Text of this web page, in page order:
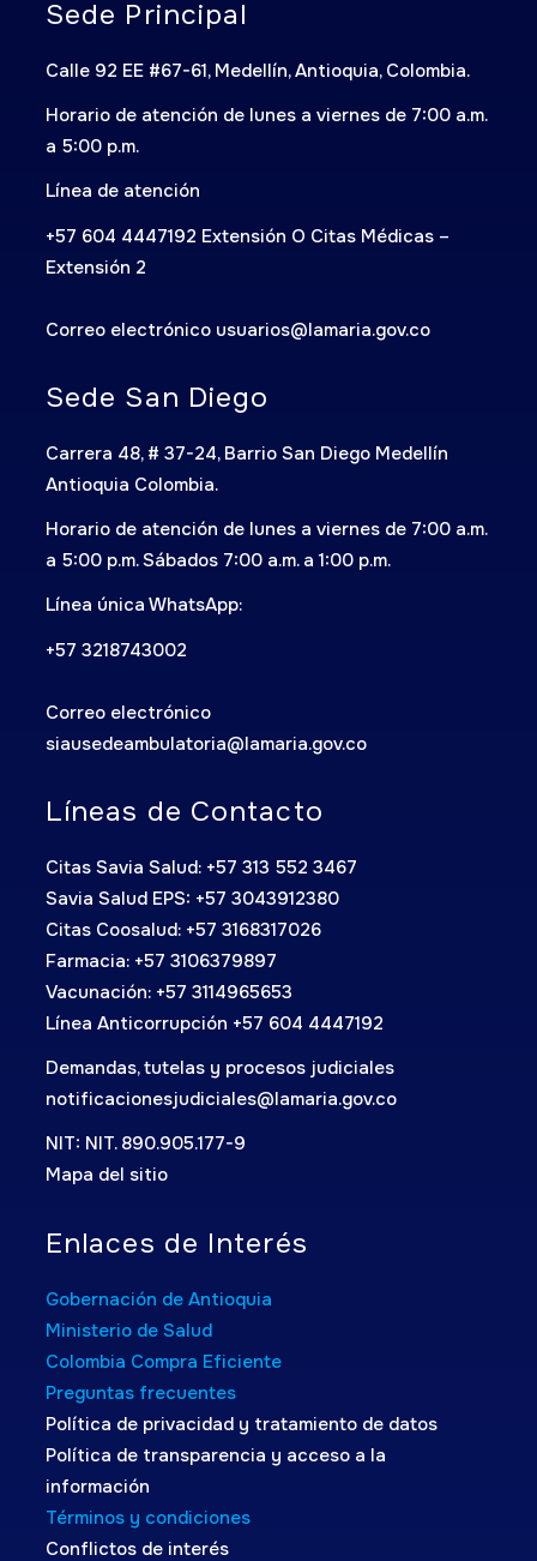
Sede Principal
Calle 92 EE #67-61, Medellín, Antioquia, Colombia.
Horario de atención de lunes a viernes de 7:00 a.m.
a 5:00 p.m.
Línea de atención
+57 604 4447192 Extensión O Citas Médicas –
Extensión 2
Correo electrónico usuarios@lamaria.gov.co
Sede San Diego
Carrera 48, # 37-24, Barrio San Diego Medellín
Antioquia Colombia.
Horario de atención de lunes a viernes de 7:00 a.m.
a 5:00 p.m. Sábados 7:00 a.m. a 1:00 p.m.
Línea única WhatsApp:
+57 3218743002
Correo electrónico
siausedeambulatoria@lamaria.gov.co
Líneas de Contacto
Citas Savia Salud: +57 313 552 3467
Savia Salud EPS: +57 3043912380
Citas Coosalud: +57 3168317026
Farmacia: +57 3106379897
Vacunación: +57 3114965653
Línea Anticorrupción +57 604 4447192
Demandas, tutelas y procesos judiciales
notificacionesjudiciales@lamaria.gov.co
NIT: NIT. 890.905.177-9
Mapa del sitio
Enlaces de Interés
Gobernación de Antioquia
Ministerio de Salud
Colombia Compra Eficiente
Preguntas frecuentes
Política de privacidad y tratamiento de datos
Política de transparencia y acceso a la
información
Términos y condiciones
Conflictos de interés